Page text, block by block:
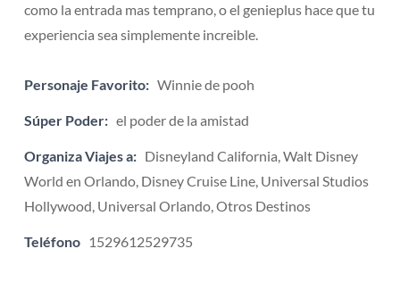
como la entrada mas temprano, o el genieplus hace que tu
experiencia sea simplemente increible.
Personaje Favorito: Winnie de pooh
Súper Poder: el poder de la amistad
Organiza Viajes a: Disneyland California, Walt Disney
World en Orlando, Disney Cruise Line, Universal Studios
Hollywood, Universal Orlando, Otros Destinos
Teléfono 1529612529735